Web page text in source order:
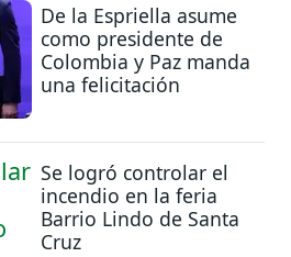
De la Espriella asume
como presidente de
Colombia y Paz manda
una felicitación
Se logró controlar el
incendio en la feria
Barrio Lindo de Santa
Cruz